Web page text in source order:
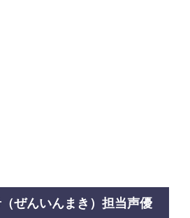
ぜんいんまき）担当声優